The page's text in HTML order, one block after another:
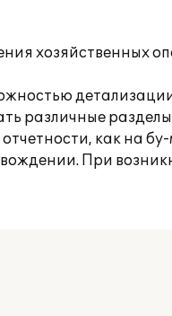
хозяйственных
различные разделы
как на
При